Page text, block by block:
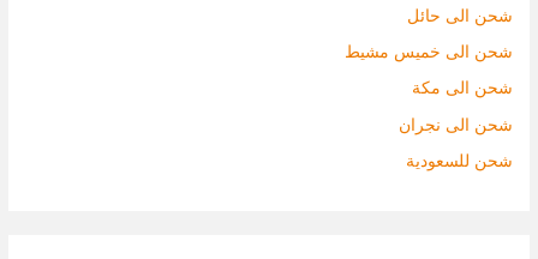
شحن الى حائل
شحن الى خميس مشيط
شحن الى مكة
شحن الى نجران
شحن للسعودية